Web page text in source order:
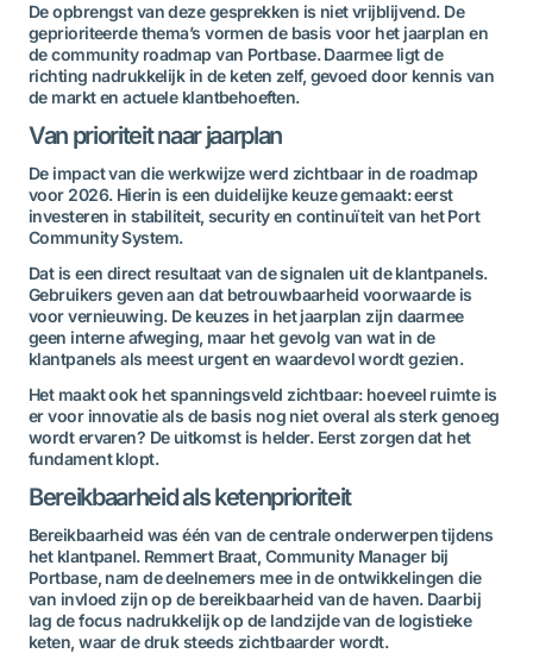
De opbrengst van deze gesprekken is niet vrijblijvend. De
geprioriteerde thema’s vormen de basis voor het jaarplan en
de community roadmap van Portbase. Daarmee ligt de
richting nadrukkelijk in de keten zelf, gevoed door kennis van
de markt en actuele klantbehoeften.
Van prioriteit naar jaarplan
De impact van die werkwijze werd zichtbaar in de roadmap
voor 2026. Hierin is een duidelijke keuze gemaakt: eerst
investeren in stabiliteit, security en continuïteit van het Port
Community System.
Dat is een direct resultaat van de signalen uit de klantpanels.
Gebruikers geven aan dat betrouwbaarheid voorwaarde is
voor vernieuwing. De keuzes in het jaarplan zijn daarmee
geen interne afweging, maar het gevolg van wat in de
klantpanels als meest urgent en waardevol wordt gezien.
Het maakt ook het spanningsveld zichtbaar: hoeveel ruimte is
er voor innovatie als de basis nog niet overal als sterk genoeg
wordt ervaren? De uitkomst is helder. Eerst zorgen dat het
fundament klopt.
Bereikbaarheid als ketenprioriteit
Bereikbaarheid was één van de centrale onderwerpen tijdens
het klantpanel. Remmert Braat, Community Manager bij
Portbase, nam de deelnemers mee in de ontwikkelingen die
van invloed zijn op de bereikbaarheid van de haven. Daarbij
lag de focus nadrukkelijk op de landzijde van de logistieke
keten, waar de druk steeds zichtbaarder wordt.